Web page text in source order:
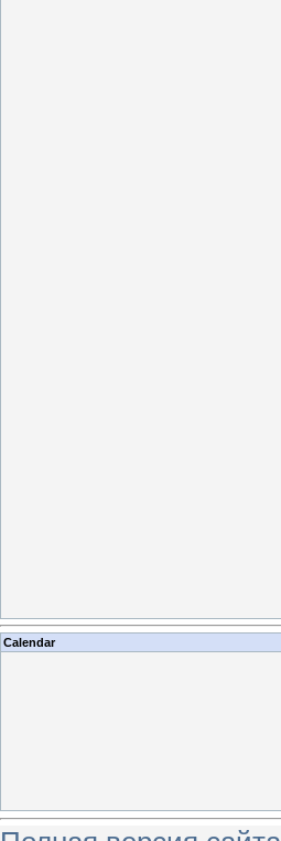
Calendar